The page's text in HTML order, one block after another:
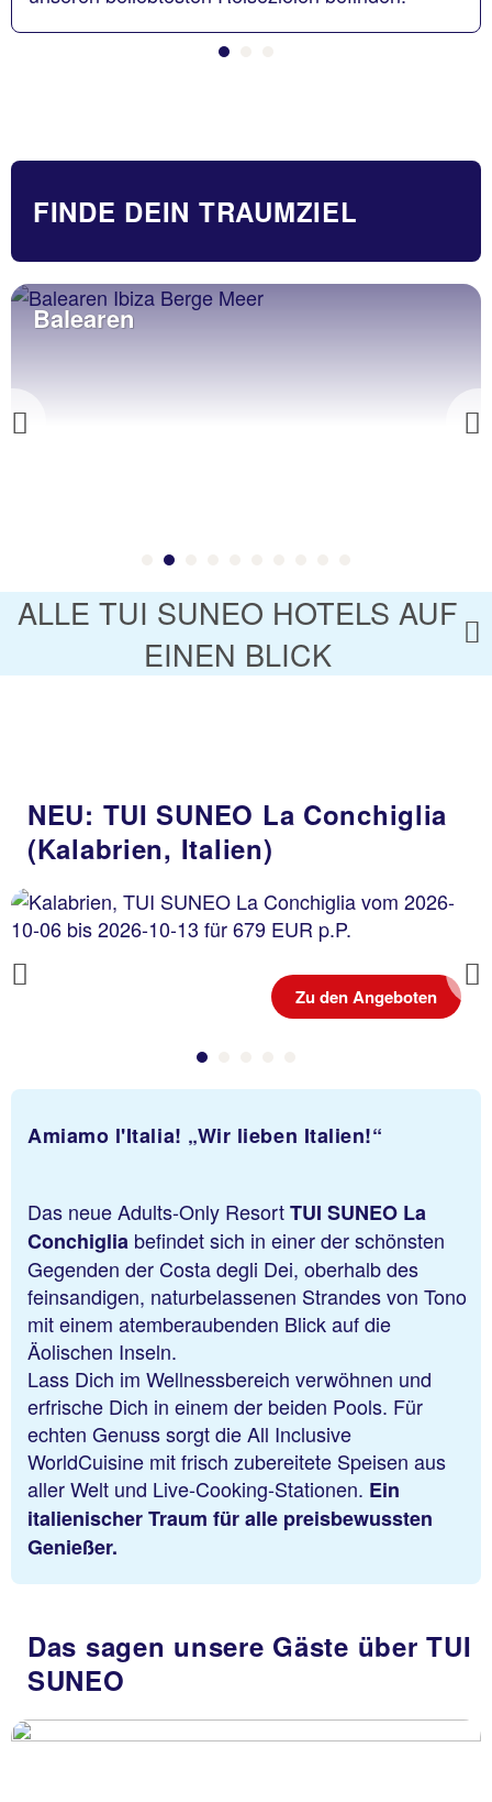
FINDE DEIN TRAUMZIEL
Previous
Balearen
ALLE TUI SUNEO HOTELS AUF
EINEN BLICK
NEU: TUI SUNEO La Conchiglia
(Kalabrien, Italien)
Previous Zu den Angeboten
Amiamo l'Italia! „Wir lieben Italien!“
Das neue Adults-Only ResortTUI SUNEO La
Conchiglia befindet sich in einer der schönsten
Gegenden der Costa degli Dei, oberhalb des
feinsandigen, naturbelassenen Strandes von Tono
mit einem atemberaubenden Blick auf die
Äolischen Inseln.
Lass Dich im Wellnessbereich verwöhnen und
erfrische Dich in einem der beiden Pools. Für
echten Genuss sorgt die All Inclusive
WorldCuisine mit frisch zubereitete Speisen aus
aller Welt und Live-Cooking-Stationen. Ein
italienischer Traum für alle preisbewussten
Genießer.
Das sagen unsere Gäste über TUI
SUNEO